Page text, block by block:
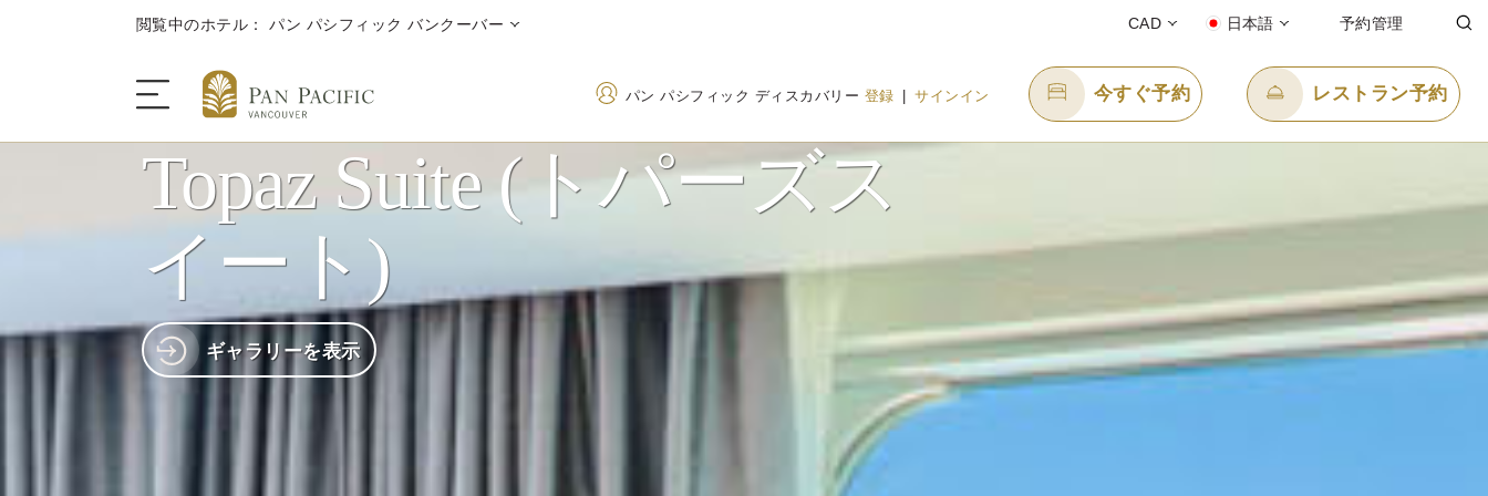
閲覧中のホテル： パン パシフィック バンクーバー CAD 日本語 予約管理
パン パシフィック ディスカバリー 登録 | サインイン 今すぐ予約 レストラン予約
ザ・ホテル
客室＆スイートルーム
ダイニング
キャンペーン
Place, Vancouver, British
Columbia, V6C 3B5,
+1 604 662 8111
info@panpacificvancouver.com
Topaz Suite (トパーズス
イート)
ギャラリーを表示